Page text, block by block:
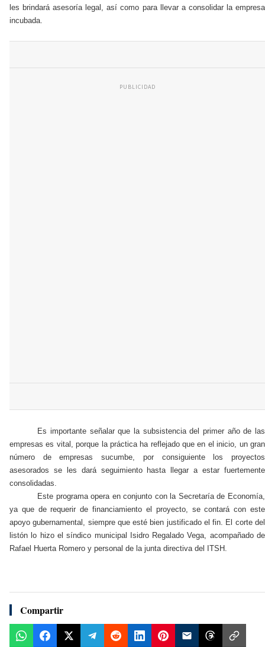
les brindará asesoría legal, así como para llevar a consolidar la empresa
incubada.
PUBLICIDAD
Es importante señalar que la subsistencia del primer año de las
empresas es vital, porque la práctica ha reflejado que en el inicio, un gran
número de empresas sucumbe, por consiguiente los proyectos
asesorados se les dará seguimiento hasta llegar a estar fuertemente
consolidadas.
Este programa opera en conjunto con la Secretaría de Economía,
ya que de requerir de financiamiento el proyecto, se contará con este
apoyo gubernamental, siempre que esté bien justificado el fin. El corte del
listón lo hizo el síndico municipal Isidro Regalado Vega, acompañado de
Rafael Huerta Romero y personal de la junta directiva del ITSH.
Compartir